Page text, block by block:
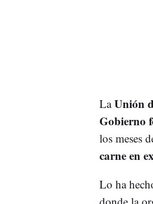
LaUnión
Gobierno
los meses
carne en
Lo ha